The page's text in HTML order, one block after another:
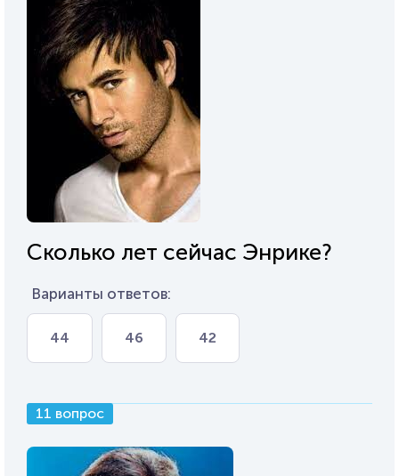
Сколько лет сейчас Энрике?
Варианты ответов:
44 46 42
11 вопрос